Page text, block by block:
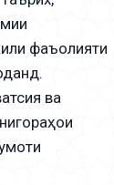
фаъолияти
ва